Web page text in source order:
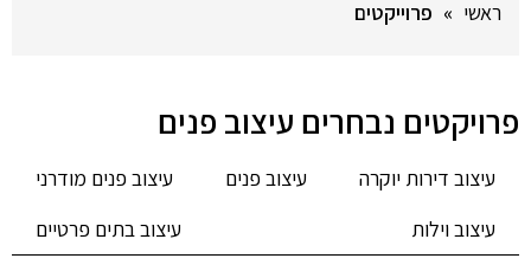
ראשי » פרוייקטים
פרויקטים נבחרים עיצוב פנים
עיצוב דירות יוקרה עיצוב פנים
עיצוב פנים מודרני
עיצוב וילות
עיצוב בתים פרטיים